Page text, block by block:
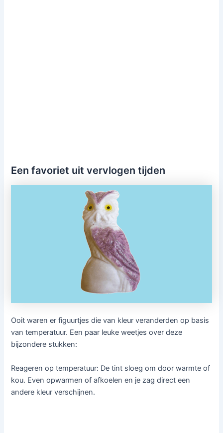
Een favoriet uit vervlogen tijden
Ooit waren er figuurtjes die van kleur veranderden op basis
van temperatuur. Een paar leuke weetjes over deze
bijzondere stukken:
Reageren op temperatuur: De tint sloeg om door warmte of
kou. Even opwarmen of afkoelen en je zag direct een
andere kleur verschijnen.